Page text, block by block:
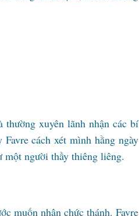
xuyên lãnh nhận các bí
cách xét mình hằng ngày
một người thầy thiêng liêng.
muốn nhận chức thánh. Favre